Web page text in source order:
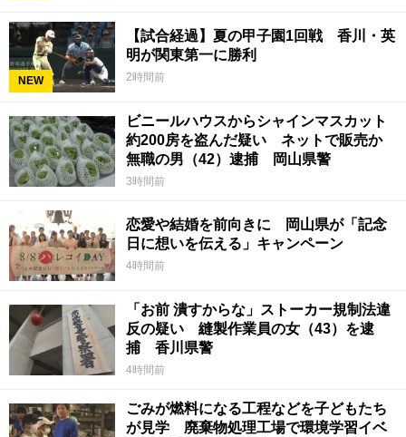
NEW
【試合経過】夏の甲子園1回戦 香川・英
明が関東第一に勝利
2時間前
ビニールハウスからシャインマスカット
約200房を盗んだ疑い ネットで販売か
無職の男（42）逮捕 岡山県警
3時間前
恋愛や結婚を前向きに 岡山県が「記念
日に想いを伝える」キャンペーン
4時間前
「お前 潰すからな」ストーカー規制法違
反の疑い 縫製作業員の女（43）を逮
捕 香川県警
4時間前
ごみが燃料になる工程などを子どもたち
が見学 廃棄物処理工場で環境学習イベ